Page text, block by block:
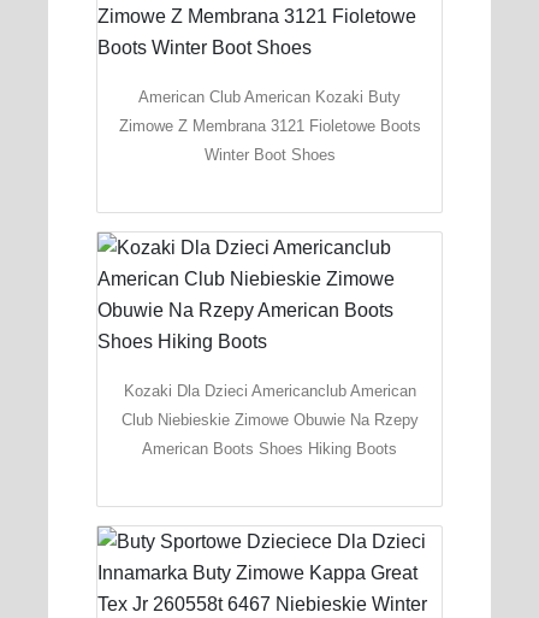
American Club American Kozaki Buty
Zimowe Z Membrana 3121 Fioletowe Boots
Winter Boot Shoes
Kozaki Dla Dzieci Americanclub American
Club Niebieskie Zimowe Obuwie Na Rzepy
American Boots Shoes Hiking Boots